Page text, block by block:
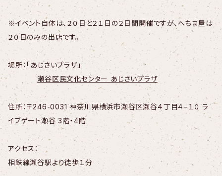
※イベント自体は、２０日と２１日の２日間開催ですが、へちま屋は
２０日のみの出店です。
場所：「あじさいプラザ」
瀬谷区民文化センター あじさいプラザ
住所：〒246-0031 神奈川県横浜市瀬谷区瀬谷４丁目４−１０ ラ
イブゲート瀬谷 3階・4階
アクセス：
相鉄線瀬谷駅より徒歩１分